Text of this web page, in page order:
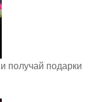
получай подарки